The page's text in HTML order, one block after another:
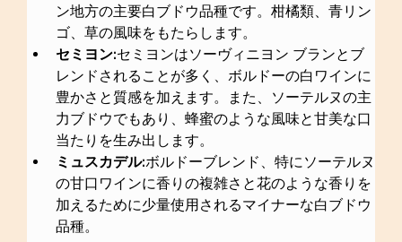
ン地方の主要白ブドウ品種です。柑橘類、青リン
ゴ、草の風味をもたらします。
セミヨン:セミヨンはソーヴィニヨン ブランとブ
レンドされることが多く、ボルドーの白ワインに
豊かさと質感を加えます。また、ソーテルヌの主
力ブドウでもあり、蜂蜜のような風味と甘美な口
当たりを生み出します。
ミュスカデル:ボルドーブレンド、特にソーテルヌ
の甘口ワインに香りの複雑さと花のような香りを
加えるために少量使用されるマイナーな白ブドウ
品種。